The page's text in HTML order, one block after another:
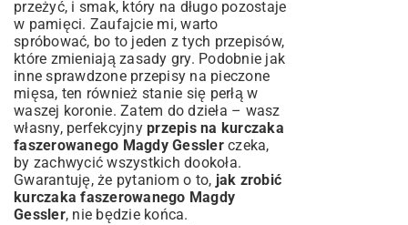
przeżyć, i smak, który na długo pozostaje
w pamięci. Zaufajcie mi, warto
spróbować, bo to jeden z tych przepisów,
które zmieniają zasady gry. Podobnie jak
innesprawdzone przepisy na pieczone
mięsa, ten również stanie się perłą w
waszej koronie. Zatem do dzieła – wasz
własny, perfekcyjny przepis na kurczaka
faszerowanego Magdy Gesslerczeka,
by zachwycić wszystkich dookoła.
Gwarantuję, że pytaniom o to, jak zrobić
kurczaka faszerowanego Magdy
Gessler, nie będzie końca.